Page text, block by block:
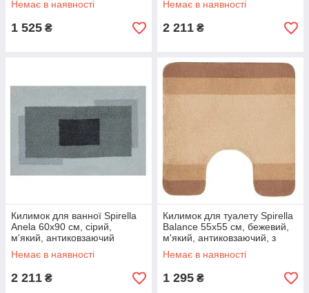
Немає в наявності
1 525 ₴
Немає в наявності
2 211 ₴
Килимок для ванної Spirella
Anela 60х90 см, сірий,
м'який, антиковзаючий
(10.20076)
Немає в наявності
2 211 ₴
Килимок для туалету Spirella
Balance 55х55 см, бежевий,
м'який, антиковзаючий, з
вирізом (10.09235)
Немає в наявності
1 295 ₴